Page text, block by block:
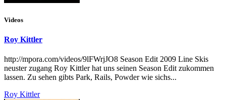
Videos
Roy Kittler
http://mpora.com/videos/9lFWrjJO8 Season Edit 2009 Line Skis
neuster zugang Roy Kittler hat uns seinen Season Edit zukommen
lassen. Zu sehen gibts Park, Rails, Powder wie sichs...
Roy Kittler